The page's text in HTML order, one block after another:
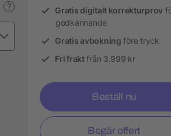
? Gratis digitalt korrekturprov
godkännande
Gratis avbokning före tryck
Fri fraktfrån 3.999 kr
Beställ nu
Begär offert